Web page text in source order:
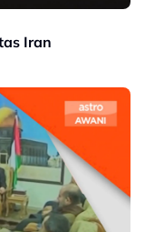
Iran